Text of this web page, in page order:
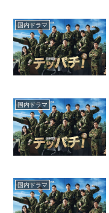
国内ドラマ
国内ドラマ
国内ドラマ